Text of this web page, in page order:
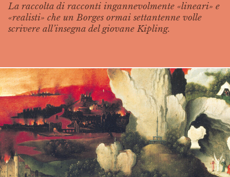
La raccolta di racconti ingannevolmente «lineari» e
«realisti» che un Borges ormai settantenne volle
scrivere all’insegna del giovane Kipling.